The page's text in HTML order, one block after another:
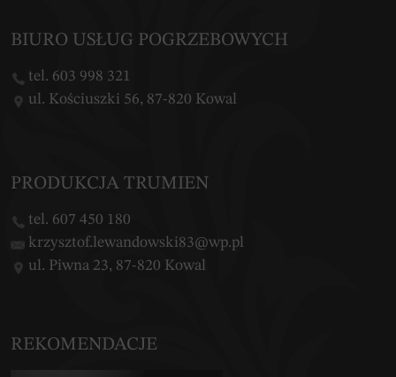
BIURO USŁUG POGRZEBOWYCH
tel. 603 998 321
ul. Kościuszki 56, 87-820 Kowal
PRODUKCJA TRUMIEN
tel. 607 450 180
krzysztof.lewandowski83@wp.pl
ul. Piwna 23, 87-820 Kowal
REKOMENDACJE